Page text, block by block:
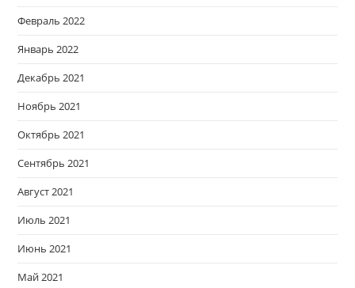
Февраль 2022
Январь 2022
Декабрь 2021
Ноябрь 2021
Октябрь 2021
Сентябрь 2021
Август 2021
Июль 2021
Июнь 2021
Май 2021